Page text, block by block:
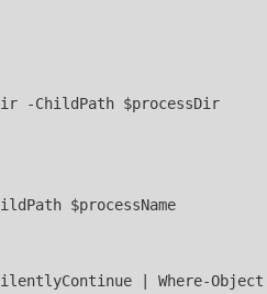
-ChildPath $processDir
$processName
| Where-